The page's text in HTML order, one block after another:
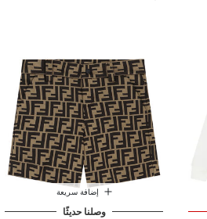
إضافة سريعة
وصلنا حديثًا